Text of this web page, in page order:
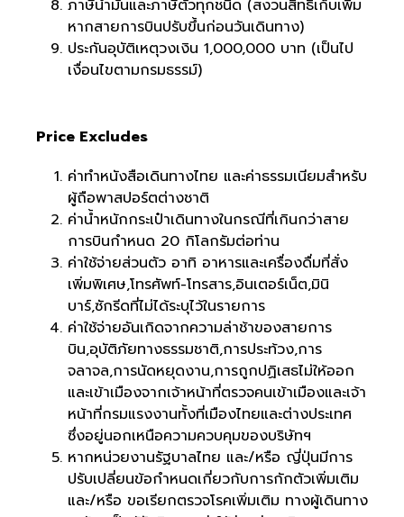
ภาษีน้ำมันและภาษีตั๋วทุกชนิด (สงวนสิทธิ์เก็บเพิ่ม
หากสายการบินปรับขึ้นก่อนวันเดินทาง)
ประกันอุบัติเหตุวงเงิน 1,000,000 บาท (เป็นไป
เงื่อนไขตามกรมธรรม์)
Price Excludes
ค่าทำหนังสือเดินทางไทย และค่าธรรมเนียมสำหรับ
ผู้ถือพาสปอร์ตต่างชาติ
ค่าน้ำหนักกระเป๋าเดินทางในกรณีที่เกินกว่าสาย
การบินกำหนด 20 กิโลกรัมต่อท่าน
ค่าใช้จ่ายส่วนตัว อาทิ อาหารและเครื่องดื่มที่สั่ง
เพิ่มพิเศษ,โทรศัพท์-โทรสาร,อินเตอร์เน็ต,มินิ
บาร์,ซักรีดที่ไม่ได้ระบุไว้ในรายการ
ค่าใช้จ่ายอันเกิดจากความล่าช้าของสายการ
บิน,อุบัติภัยทางธรรมชาติ,การประท้วง,การ
จลาจล,การนัดหยุดงาน,การถูกปฏิเสธไม่ให้ออก
และเข้าเมืองจากเจ้าหน้าที่ตรวจคนเข้าเมืองและเจ้า
หน้าที่กรมแรงงานทั้งที่เมืองไทยและต่างประเทศ
ซึ่งอยู่นอกเหนือความควบคุมของบริษัทฯ
หากหน่วยงานรัฐบาลไทย และ/หรือ ญี่ปุ่นมีการ
ปรับเปลี่ยนข้อกำหนดเกี่ยวกับการกักตัวเพิ่มเติม
และ/หรือ ขอเรียกตรวจโรคเพิ่มเติม ทางผู้เดินทาง